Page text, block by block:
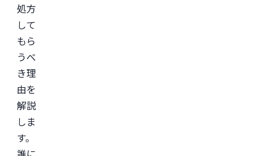
処方
して
もら
うべ
き理
由を
解説
しま
す。